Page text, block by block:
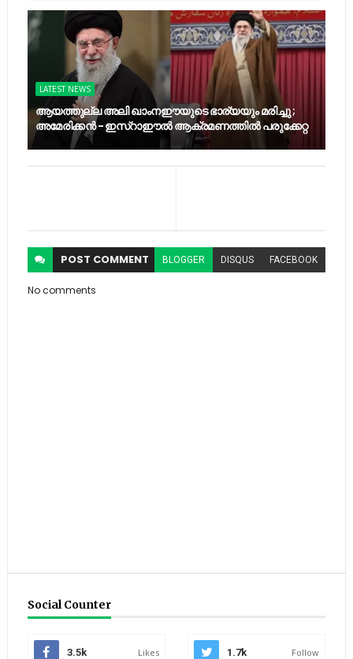
LATEST NEWS
ആയത്തുല്ല അലി ഖാംനഈയുടെ ഭാര്യയും മരിച്ചു ;
അമേരിക്കൻ - ഇസ്റാഈൽ ആക്രമണത്തിൽ പരുക്കേറ്റ
POST COMMENT BLOGGER DISQUS FACEBOOK
No comments
Social Counter
3.5k Likes 1.7k Follow